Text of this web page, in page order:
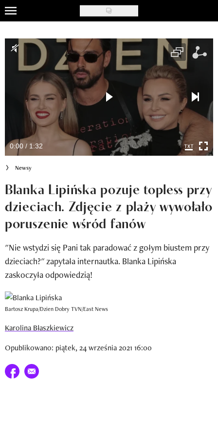
Skip
to
main
content
Moda
Ślub i wesele
Styl życia
Nasze akcje
Inspiracje
Newsy
Newsletter
Wizaz Summer Influ School
Mój profil / Zarejestruj się
0:00 / 1:32
Newsy
Blanka Lipińska pozuje topless przy
dzieciach. Zdjęcie z plaży wywołało
poruszenie wśród fanów
"Nie wstydzi się Pani tak paradować z gołym biustem przy
dzieciach?" zapytała internautka. Blanka Lipińska
zaskoczyła odpowiedzią!
Bartosz Krupa/Dzien Dobry TVN/East News
Karolina Błaszkiewicz
Opublikowano: piątek, 24 września 2021 16:00
Udostępnij na facebook
E-mail do przyjaciela